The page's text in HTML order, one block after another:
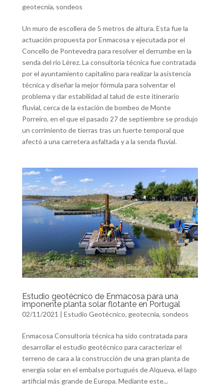
geotecnia, sondeos
Un muro de escollera de 5 metros de altura. Esta fue la
actuación propuesta por Enmacosa y ejecutada por el
Concello de Pontevedra para resolver el derrumbe en la
senda del río Lérez. La consultoría técnica fue contratada
por el ayuntamiento capitalino para realizar la asistencia
técnica y diseñar la mejor fórmula para solventar el
problema y dar estabilidad al talud de este itinerario
fluvial, cerca de la estación de bombeo de Monte
Porreiro, en el que el pasado 27 de septiembre se produjo
un corrimiento de tierras tras un fuerte temporal que
afectó a una carretera asfaltada y a la senda fluvial.
Estudio geotécnico de Enmacosa para una
imponente planta solar flotante en Portugal
02/11/2021 | Estudio Geotécnico, geotecnia, sondeos
Enmacosa Consultoría técnica ha sido contratada para
desarrollar el estudio geotécnico para caracterizar el
terreno de cara a la construcción de una gran planta de
energía solar en el embalse portugués de Alqueva, el lago
artificial más grande de Europa. Mediante este...